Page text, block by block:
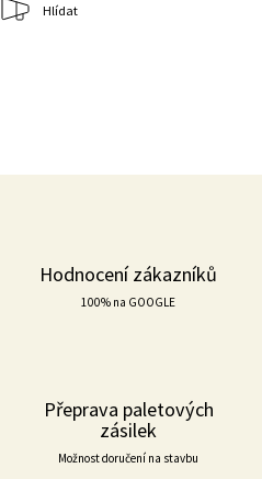
Hlídat
Hodnocení zákazníků
100% na GOOGLE
Přeprava paletových
zásilek
Možnost doručení na stavbu